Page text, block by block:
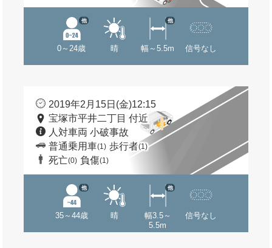
0～24歳
他
晴 幅～5.5m
他
信号なし
2019年2月15日(金)12:15
宝塚市平井二丁目 付近
人対車両 小破事故
普通乗用車(1) 歩行者(1)
死亡(0) 負傷(1)
35～44歳
他
晴
幅3.5～
5.5m
他
信号なし